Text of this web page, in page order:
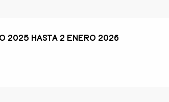
2025 hasta 2 enero 2026
2025 hasta 2 enero 2026